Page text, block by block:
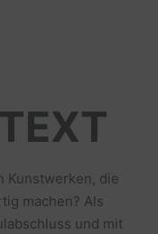
Kunstwerken, die
machen? Als
und mit